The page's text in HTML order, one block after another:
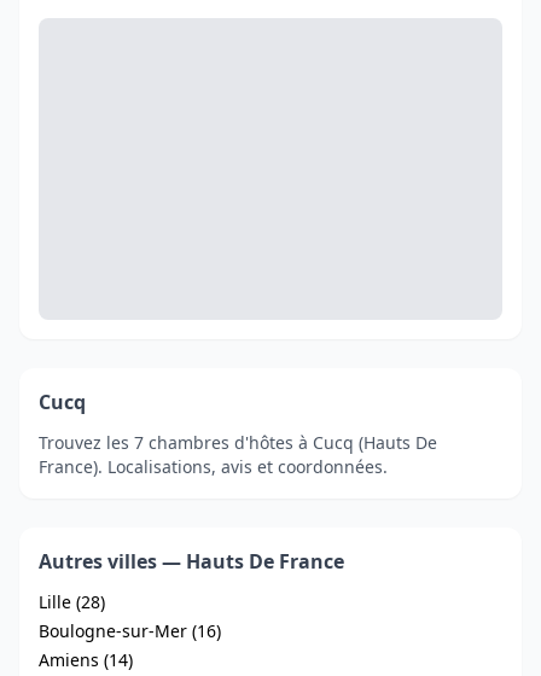
Cucq
Trouvez les 7 chambres d'hôtes à Cucq (Hauts De
France). Localisations, avis et coordonnées.
Autres villes — Hauts De France
Lille (28)
Boulogne-sur-Mer (16)
Amiens (14)